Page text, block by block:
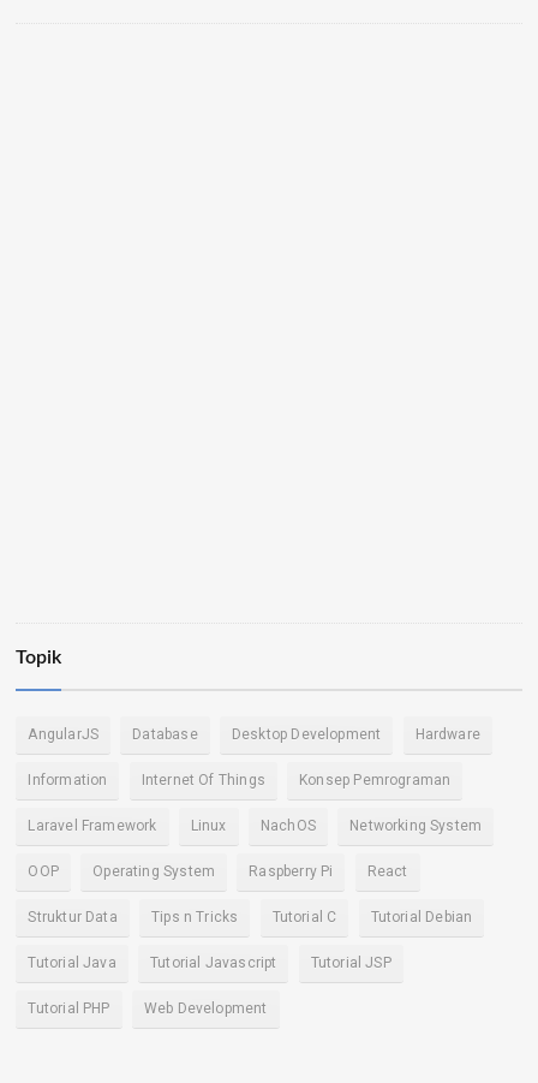
Topik
AngularJS Database Desktop Development Hardware
Information Internet Of Things Konsep Pemrograman
Laravel Framework Linux NachOS Networking System
OOP Operating System Raspberry Pi React
Struktur Data Tips n Tricks Tutorial C Tutorial Debian
Tutorial Java Tutorial Javascript Tutorial JSP
Tutorial PHP Web Development